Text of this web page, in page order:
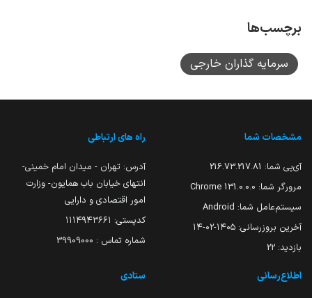
برچسب‌ها
سرمایه گذاران خارجی
مشخصات شما
آی‌پی شما: 216.73.217.81
مرورگر شما: 131.0.0.0 Chrome
سیستم‌عامل شما: Android
آخرین بروزرسانی: ۱۴۰۵-۰۲-۱۴
بازدید: 22
راه های ارتباطی
آدرس: تهران - میدان امام خمینی-
انتهای خیابان باب همایون- وزارت
امور اقتصادی و دارایی
کدپستی: ۱۱۱۴۹۴۳۶۶۱
شماره تماس : 39909000
اطلاع‌رسانی ستادی